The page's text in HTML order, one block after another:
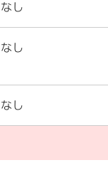
なし
なし
なし